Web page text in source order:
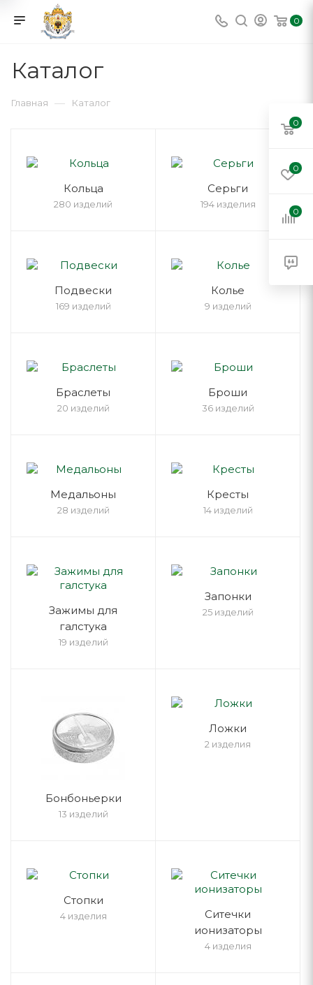
0
Каталог
Главная — Каталог
Кольца
280 изделий
Серьги
194 изделия
Подвески
169 изделий
Колье
9 изделий
Браслеты
20 изделий
Броши
36 изделий
Медальоны
28 изделий
Кресты
14 изделий
Зажимы для
галстука
19 изделий
Запонки
25 изделий
Бонбоньерки
13 изделий
Ложки
2 изделия
Стопки
4 изделия
Ситечки
ионизаторы
4 изделия
0
0
0